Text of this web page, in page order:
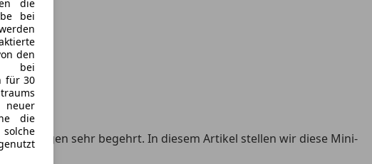
die
bei
den
bei
für 30
die
sehr begehrt. In diesem Artikel stellen wir diese Mini-